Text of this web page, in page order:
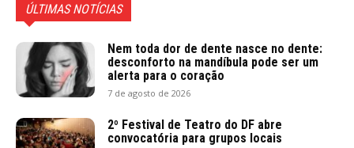
ÚLTIMAS NOTÍCIAS
Nem toda dor de dente nasce no dente:
desconforto na mandíbula pode ser um
alerta para o coração
7 de agosto de 2026
2º Festival de Teatro do DF abre
convocatória para grupos locais